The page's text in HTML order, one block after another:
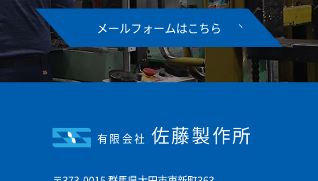
メールフォームはこちら
有限会社 佐藤製作所